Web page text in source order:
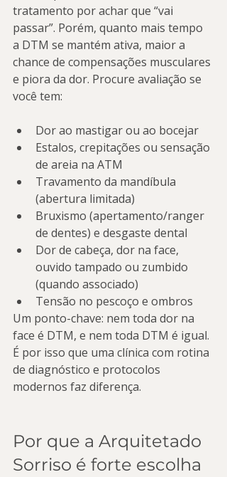
tratamento por achar que “vai
passar”. Porém, quanto mais tempo
a DTM se mantém ativa, maior a
chance de compensações musculares
e piora da dor. Procure avaliação se
você tem:
Dor ao mastigar ou ao bocejar
Estalos, crepitações ou sensação
de areia na ATM
Travamento da mandíbula
(abertura limitada)
Bruxismo (apertamento/ranger
de dentes) e desgaste dental
Dor de cabeça, dor na face,
ouvido tampado ou zumbido
(quando associado)
Tensão no pescoço e ombros
Um ponto-chave: nem toda dor na
face é DTM, e nem toda DTM é igual.
É por isso que uma clínica com rotina
de diagnóstico e protocolos
modernos faz diferença.
Por que a Arquitetado
Sorriso é forte escolha